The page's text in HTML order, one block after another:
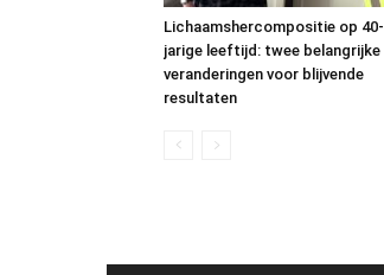
Lichaamshercompositie op 40-
jarige leeftijd: twee belangrijke
veranderingen voor blijvende
resultaten